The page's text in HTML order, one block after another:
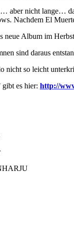
aber nicht lange…
Nachdem El
neue Album im
sind daraus
nicht so leicht
es hier: http://